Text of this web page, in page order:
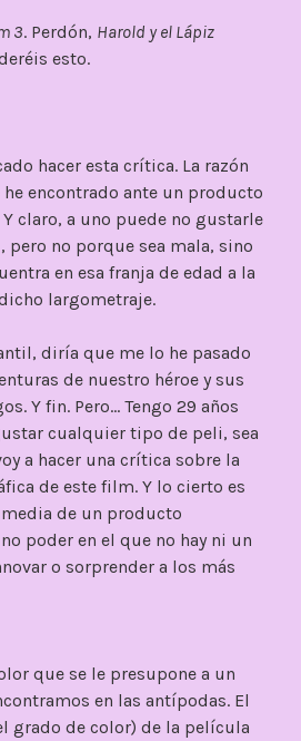
3. Perdón, Harold y el Lápiz
esto.
hacer esta crítica. La razón
he encontrado ante un producto
claro, a uno puede no gustarle
no porque sea mala, sino
en esa franja de edad a la
largometraje.
diría que me lo he pasado
de nuestro héroe y sus
Y fin. Pero… Tengo 29 años
cualquier tipo de peli, sea
a hacer una crítica sobre la
de este film. Y lo cierto es
de un producto
poder en el que no hay ni un
o sorprender a los más
que se le presupone a un
en las antípodas. El
grado de color) de la película